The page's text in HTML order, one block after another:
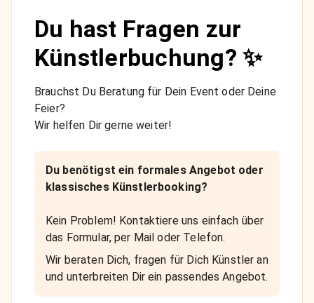
Du hast Fragen zur
Künstlerbuchung? ✨
Brauchst Du Beratung für Dein Event oder Deine
Feier?
Wir helfen Dir gerne weiter!
Du benötigst ein formales Angebot oder
klassisches Künstlerbooking?
Kein Problem! Kontaktiere uns einfach über
das Formular, per Mail oder Telefon.
Wir beraten Dich, fragen für Dich Künstler an
und unterbreiten Dir ein passendes Angebot.